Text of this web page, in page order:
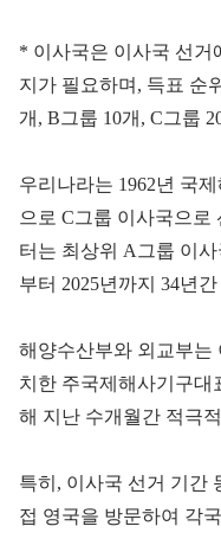
* 이사국은 이사국 선거
지가 필요하며, 득표 순
개, B그룹 10개, C그룹
우리나라는 1962년 국
으로 C그룹 이사국으로
터는 최상위 A그룹 이
부터 2025년까지 34년
해양수산부와 외교부는
치한 주국제해사기구대
해 지난 수개월간 적극
특히, 이사국 선거 기간
접 영국을 방문하여 각